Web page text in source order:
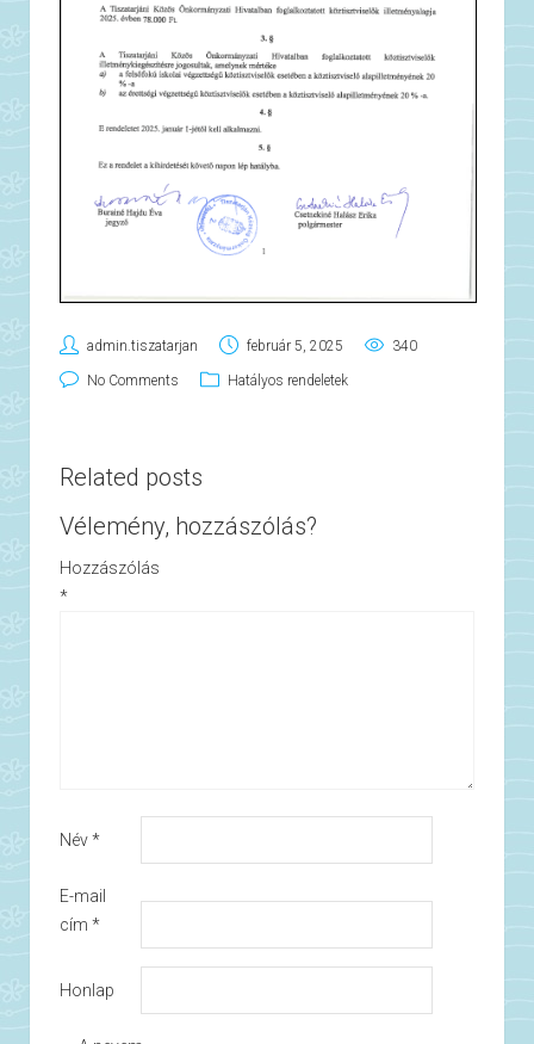
admin.tiszatarjan február 5, 2025 340
No Comments Hatályos rendeletek
Related posts
Vélemény, hozzászólás?
Hozzászólás
*
Név*
E-mail
cím *
Honlap